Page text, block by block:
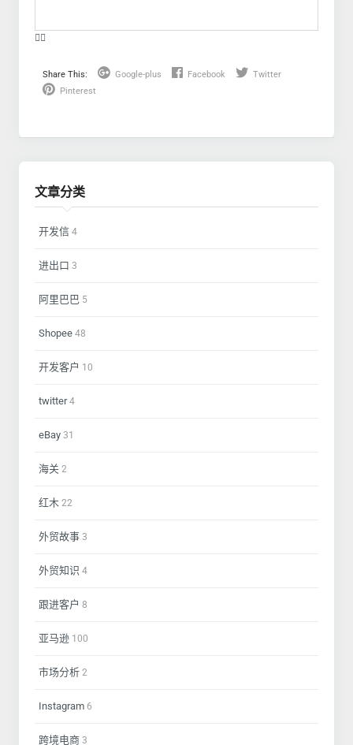
❤️‍🔥
Share This: Google-plus Facebook
Twitter
Pinterest
文章分类
开发信 4
进出口 3
阿里巴巴 5
Shopee 48
开发客户 10
twitter4
eBay 31
海关 2
红木 22
外贸故事 3
外贸知识 4
跟进客户 8
亚马逊 100
市场分析 2
Instagram 6
跨境电商 3